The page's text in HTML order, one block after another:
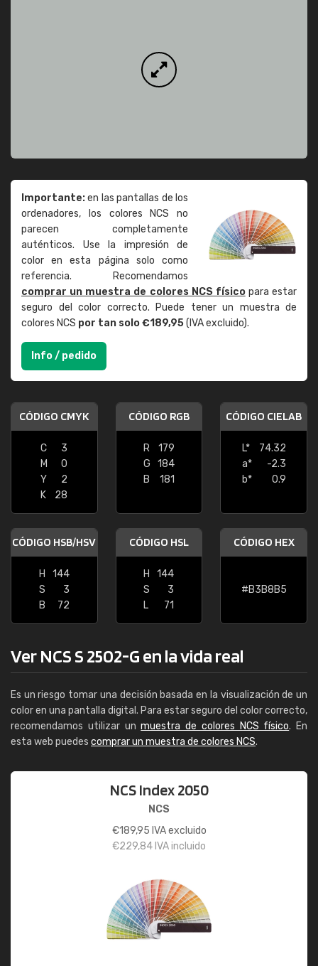
Importante:en las pantallas de los
ordenadores, los colores NCS no
parecen completamente
auténticos. Use la impresión de
color en esta página solo como
referencia. Recomendamos
comprar un muestra de colores NCS físicopara estar
seguro del color correcto. Puede tener un muestra de
colores NCS por tan solo €189,95(IVA excluido).
Info / pedido
CÓDIGO CMYK
C
3
M
0
Y
2
K
28
CÓDIGO RGB
R
179
G
184
B
181
CÓDIGO CIELAB
L*
74.32
a*
-2.3
b*
0.9
CÓDIGO HSB/HSV
H
144
S
3
B
72
CÓDIGO HSL
H
144
S
3
L
71
CÓDIGO HEX
#B3B8B5
Ver NCS S 2502-G en la vida real
Es un riesgo tomar una decisión basada en la visualización de un
color en una pantalla digital. Para estar seguro del color correcto,
recomendamos utilizar unmuestra de colores NCS físico. En
esta web puedes comprar un muestra de colores NCS.
NCS Index 2050
NCS
€189,95 IVA excluido
€229,84 IVA incluido